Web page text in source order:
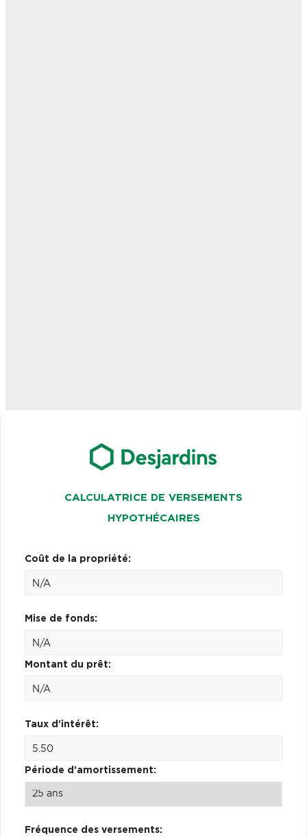
CALCULATRICE DE VERSEMENTS
HYPOTHÉCAIRES
Coût de la propriété:
Mise de fonds:
Montant du prêt:
Taux d'intérêt:
Période d'amortissement:
Fréquence des versements: